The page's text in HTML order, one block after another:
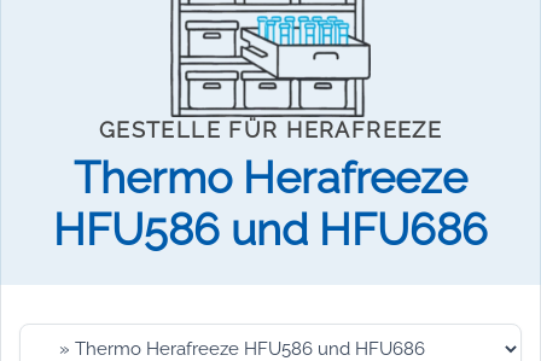
GESTELLE FÜR HERAFREEZE
Thermo Herafreeze
HFU586 und HFU686